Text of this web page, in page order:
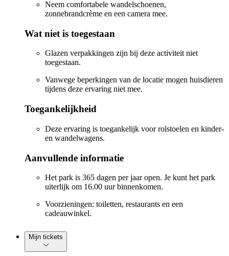
Neem comfortabele wandelschoenen,
zonnebrandcrème en een camera mee.
Wat niet is toegestaan
Glazen verpakkingen zijn bij deze activiteit niet
toegestaan.
Vanwege beperkingen van de locatie mogen huisdieren
tijdens deze ervaring niet mee.
Toegankelijkheid
Deze ervaring is toegankelijk voor rolstoelen en kinder-
en wandelwagens.
Aanvullende informatie
Het park is 365 dagen per jaar open. Je kunt het park
uiterlijk om 16.00 uur binnenkomen.
Voorzieningen: toiletten, restaurants en een
cadeauwinkel.
Mijn tickets